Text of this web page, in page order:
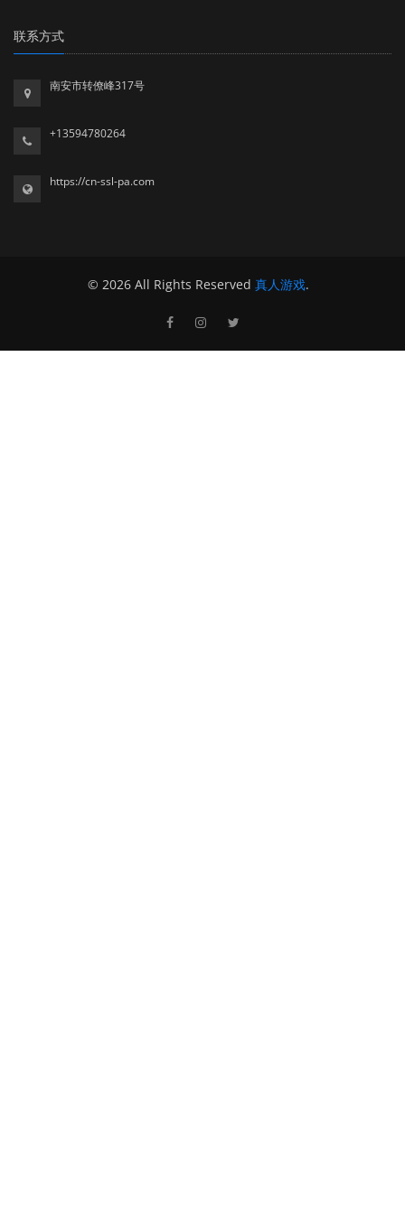
联系方式
南安市转僚峰317号
+13594780264
https://cn-ssl-pa.com
© 2026 All Rights Reserved 真人游戏.